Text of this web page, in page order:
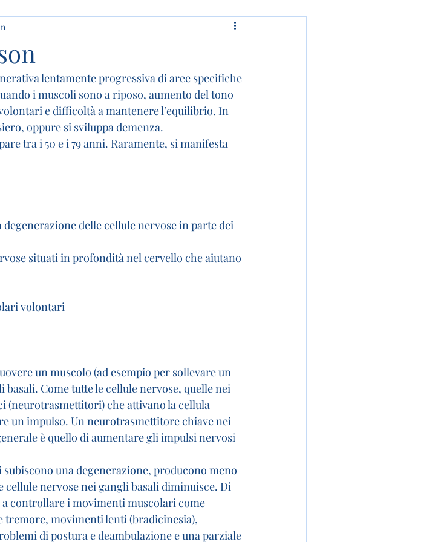
lentamente progressiva di aree specifiche
i muscoli sono a riposo, aumento del tono
e difficoltà a mantenere l’equilibrio. In
oppure si sviluppa demenza.
tra i 50 e i 79 anni. Raramente, si manifesta
delle cellule nervose in parte dei
situati in profondità nel cervello che aiutano
volontari
un muscolo (ad esempio per sollevare un
basali. Come tutte le cellule nervose, quelle nei
(neurotrasmettitori) che attivano la cellula
un impulso. Un neurotrasmettitore chiave nei
è quello di aumentare gli impulsi nervosi
una degenerazione, producono meno
nervose nei gangli basali diminuisce. Di
controllare i movimenti muscolari come
movimenti lenti (bradicinesia),
di postura e deambulazione e una parziale